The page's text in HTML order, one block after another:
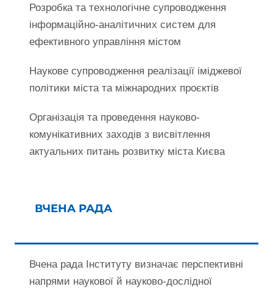
Розробка та технологічне супроводження
інформаційно-аналітичних систем для
ефективного управління містом
Наукове супроводження реалізації іміджевої
політики міста та міжнародних проєктів
Організація та проведення науково-
комунікативних заходів з висвітлення
актуальних питань розвитку міста Києва
ВЧЕНА РАДА
Вчена рада Інституту визначає перспективні
напрями наукової й науково-дослідної